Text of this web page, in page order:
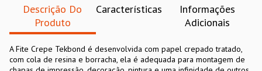
Descrição Do
Produto
Características
Informações
Adicionais
A Fite Crepe Tekbond é desenvolvida com papel crepado tratado,
com cola de resina e borracha, ela é adequada para montagem de